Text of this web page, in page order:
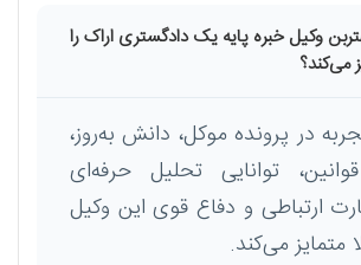
وکیل خبره پایه یک دادگستری اراک را
می‌کند؟
در پرونده‌ موکل، دانش به‌روز،
توانایی تحلیل حرفه‌ای
ارتباطی و دفاع قوی این وکیل
متمایز می‌کند.